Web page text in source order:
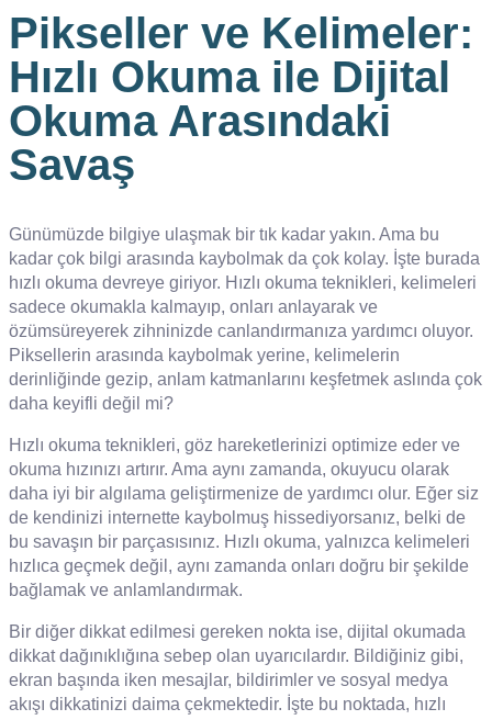
Pikseller ve Kelimeler:
Hızlı Okuma ile Dijital
Okuma Arasındaki
Savaş
Günümüzde bilgiye ulaşmak bir tık kadar yakın. Ama bu
kadar çok bilgi arasında kaybolmak da çok kolay. İşte burada
hızlı okuma devreye giriyor. Hızlı okuma teknikleri, kelimeleri
sadece okumakla kalmayıp, onları anlayarak ve
özümsüreyerek zihninizde canlandırmanıza yardımcı oluyor.
Piksellerin arasında kaybolmak yerine, kelimelerin
derinliğinde gezip, anlam katmanlarını keşfetmek aslında çok
daha keyifli değil mi?
Hızlı okuma teknikleri, göz hareketlerinizi optimize eder ve
okuma hızınızı artırır. Ama aynı zamanda, okuyucu olarak
daha iyi bir algılama geliştirmenize de yardımcı olur. Eğer siz
de kendinizi internette kaybolmuş hissediyorsanız, belki de
bu savaşın bir parçasısınız. Hızlı okuma, yalnızca kelimeleri
hızlıca geçmek değil, aynı zamanda onları doğru bir şekilde
bağlamak ve anlamlandırmak.
Bir diğer dikkat edilmesi gereken nokta ise, dijital okumada
dikkat dağınıklığına sebep olan uyarıcılardır. Bildiğiniz gibi,
ekran başında iken mesajlar, bildirimler ve sosyal medya
akışı dikkatinizi daima çekmektedir. İşte bu noktada, hızlı